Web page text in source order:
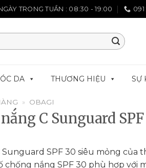
TRONG TUẦN : 08:30 - 19:00 091
DA THƯƠNG HIỆU SỰ
» OBAGI
C Sunguard
SPF 30 siêu mỏng của
chống nắng SPF 30 phù hợp với